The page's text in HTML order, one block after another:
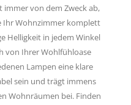
immer von dem Zweck ab,
Ihr Wohnzimmer komplett
Helligkeit in jedem Winkel
von Ihrer Wohlfühloase
Lampen eine klare
sein und trägt immens
Wohnräumen bei. Finden